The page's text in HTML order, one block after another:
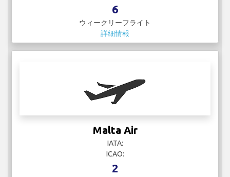
6
ウィークリーフライト
詳細情報
Malta Air
IATA:
ICAO:
2